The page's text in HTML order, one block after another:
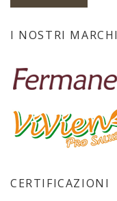
I NOSTRI MARCHI
CERTIFICAZIONI